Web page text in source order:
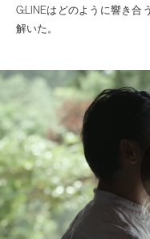
G:LINEはどのように響き合
解いた。